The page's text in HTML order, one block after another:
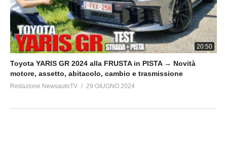
20:50
Toyota YARIS GR 2024 alla FRUSTA in PISTA → Novità
motore, assetto, abitacolo, cambio e trasmissione
Redazione NewsautoTV 29 GIUGNO 2024